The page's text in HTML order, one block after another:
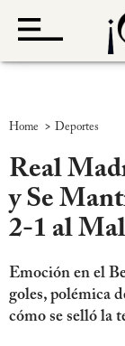
Home > Deportes
Real
y Se
2-1 al
Emoción en el
goles, polémica
cómo se selló la